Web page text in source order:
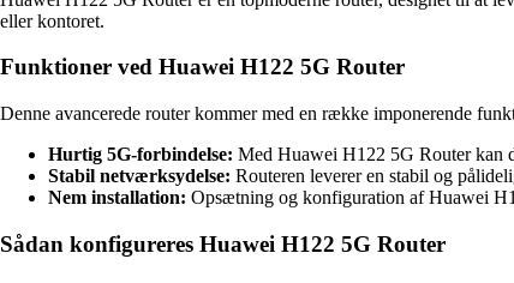
eller kontoret.
Funktioner ved Huawei H122 5G Router
Denne avancerede router kommer med en række imponerende
Hurtig 5G-forbindelse: Med Huawei H122 5G Router kan
Stabil netværksydelse: Routeren leverer en stabil og
Nem installation: Opsætning og konfiguration af Huawei
Sådan konfigureres Huawei H122 5G Router